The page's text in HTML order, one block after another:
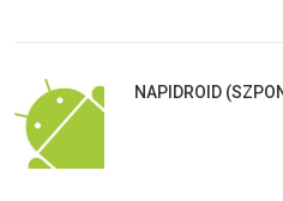
NAPIDROID